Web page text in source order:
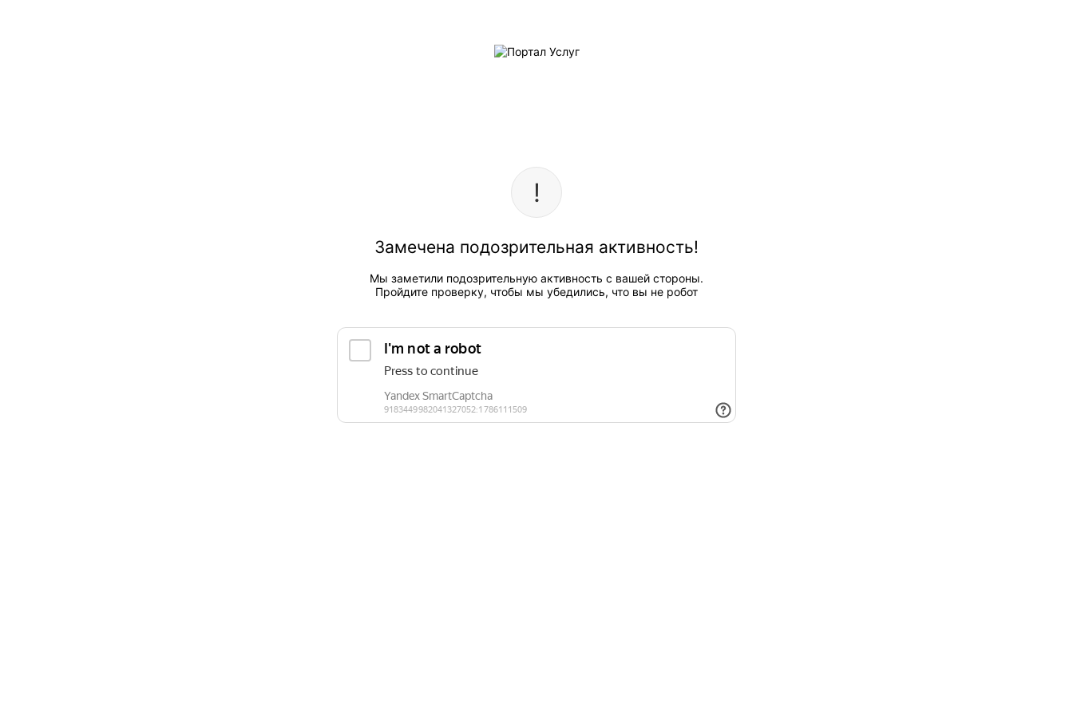
Замечена подозрительная активность!
Мы заметили подозрительную активность с вашей стороны.
Пройдите проверку, чтобы мы убедились, что вы не робот